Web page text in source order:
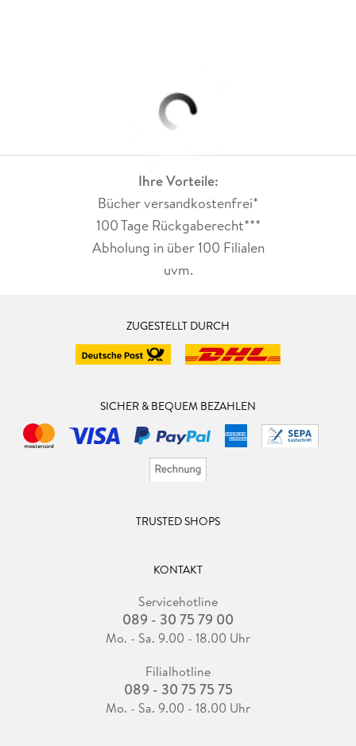
Ihre Vorteile:
Bücher versandkostenfrei*
100 Tage Rückgaberecht***
Abholung in über 100 Filialen
uvm.
ZUGESTELLT DURCH
SICHER & BEQUEM BEZAHLEN
TRUSTED SHOPS
KONTAKT
Servicehotline
089 - 30 75 79 00
Mo. - Sa. 9.00 - 18.00 Uhr
Filialhotline
089 - 30 75 75 75
Mo. - Sa. 9.00 - 18.00 Uhr